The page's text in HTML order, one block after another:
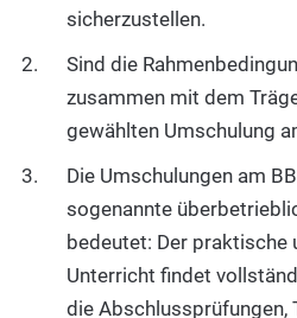
sicherzustellen.
Sind die
zusammen mit dem
gewählten Umschulung
Die Umschulungen am
sogenannte
bedeutet: Der praktische
Unterricht findet
die Abschlussprüfungen,